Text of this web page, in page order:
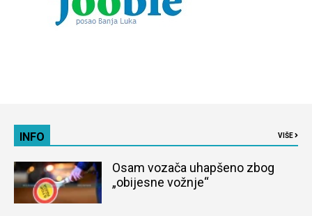
INFO VIŠE
Osam vozača uhapšeno zbog
„obijesne vožnje“